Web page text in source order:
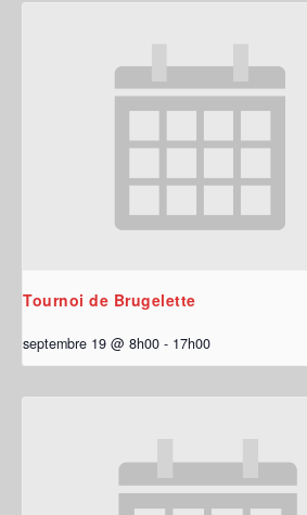
Tournoi de Brugelette
septembre 19 @ 8h00 - 17h00